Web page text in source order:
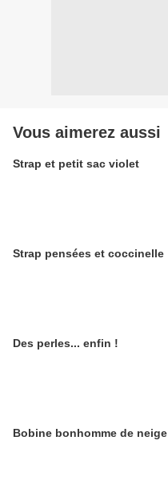
Vous aimerez aussi
Strap et petit sac violet
Strap pensées et coccinelle
Des perles... enfin !
Bobine bonhomme de neige